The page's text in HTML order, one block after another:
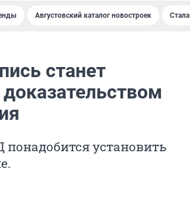
Августовский каталог новостроек
станет
установить